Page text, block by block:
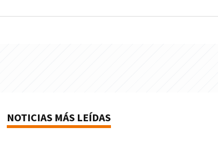
NOTICIAS MÁS LEÍDAS